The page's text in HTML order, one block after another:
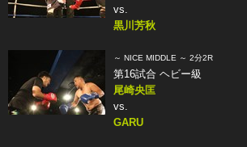
vs.
黒川芳秋
～ NICE MIDDLE ～ 2分2R
第16試合 ヘビー級
尾崎央匡
vs.
GARU